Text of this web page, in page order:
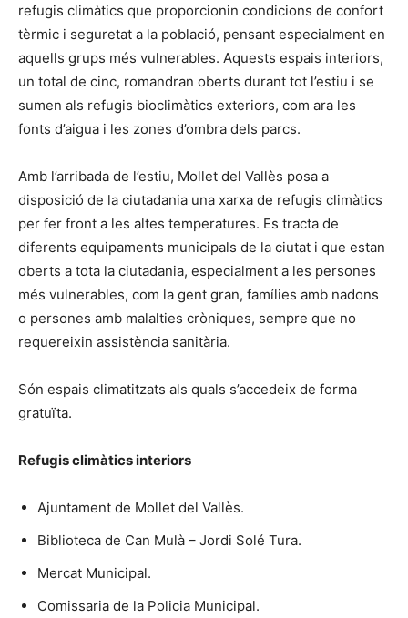
refugis climàtics que proporcionin condicions de confort
tèrmic i seguretat a la població, pensant especialment en
aquells grups més vulnerables. Aquests espais interiors,
un total de cinc, romandran oberts durant tot l’estiu i se
sumen als refugis bioclimàtics exteriors, com ara les
fonts d’aigua i les zones d’ombra dels parcs.
Amb l’arribada de l’estiu, Mollet del Vallès posa a
disposició de la ciutadania una xarxa de refugis climàtics
per fer front a les altes temperatures. Es tracta de
diferents equipaments municipals de la ciutat i que estan
oberts a tota la ciutadania, especialment a les persones
més vulnerables, com la gent gran, famílies amb nadons
o persones amb malalties cròniques, sempre que no
requereixin assistència sanitària.
Són espais climatitzats als quals s’accedeix de forma
gratuïta.
Refugis climàtics interiors
Ajuntament de Mollet del Vallès.
Biblioteca de Can Mulà – Jordi Solé Tura.
Mercat Municipal.
Comissaria de la Policia Municipal.